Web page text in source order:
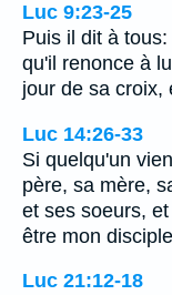
Luc 9:23-25
Puis il dit à
qu'il renonce à
jour de sa
Luc 14:26-33
Si quelqu'un
père, sa mère,
et ses soeurs,
être mon
Luc 21:12-18